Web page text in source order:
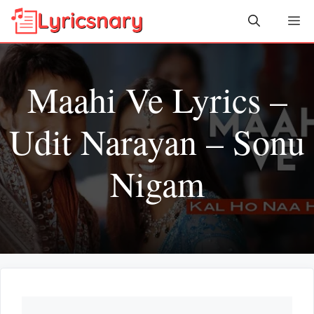
Skip
content
Maahi Ve Lyrics –
Udit Narayan – Sonu
Nigam